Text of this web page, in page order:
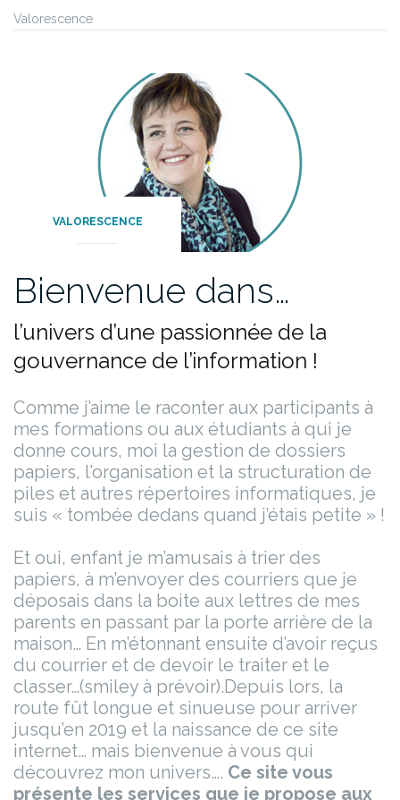
Valorescence
VALORESCENCE
Bienvenue dans…
l’univers d’une passionnée de la
gouvernance de l’information !
Comme j’aime le raconter aux participants à
mes formations ou aux étudiants à qui je
donne cours, moi la gestion de dossiers
papiers, l’organisation et la structuration de
piles et autres répertoires informatiques, je
suis « tombée dedans quand j’étais petite » !
Et oui, enfant je m’amusais à trier des
papiers, à m’envoyer des courriers que je
déposais dans la boite aux lettres de mes
parents en passant par la porte arrière de la
maison… En m’étonnant ensuite d’avoir reçus
du courrier et de devoir le traiter et le
classer…(smiley à prévoir).Depuis lors, la
route fût longue et sinueuse pour arriver
jusqu’en 2019 et la naissance de ce site
internet… mais bienvenue à vous qui
découvrez mon univers…. Ce site vous
présente les services que je propose aux